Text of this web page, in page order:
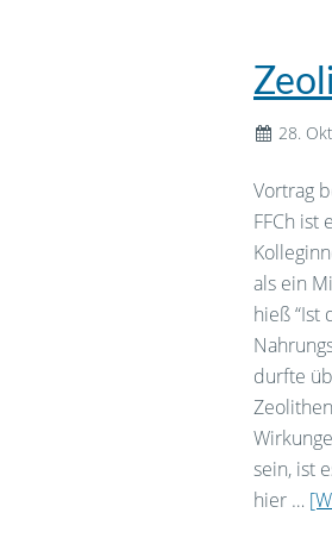
28.
Vortrag
FFCh
als ein
hieß “Ist
durfte
sein, ist
hier …